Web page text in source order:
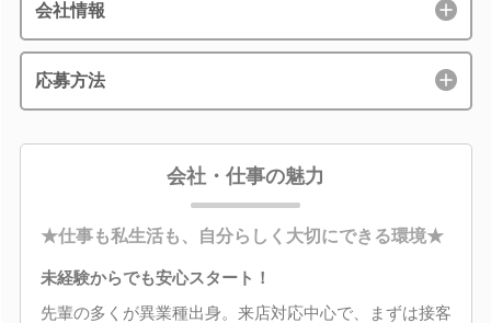
会社情報
応募方法
会社・仕事の魅力
★仕事も私生活も、自分らしく大切にできる環境★
未経験からでも安心スタート！
先輩の多くが異業種出身。来店対応中心で、まずは接客